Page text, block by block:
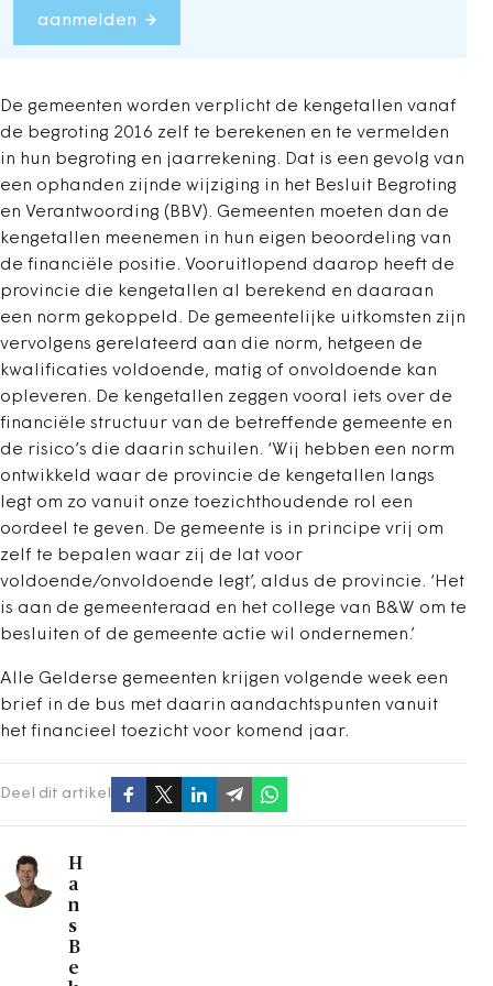
aanmelden
De gemeenten worden verplicht de kengetallen vanaf
de begroting 2016 zelf te berekenen en te vermelden
in hun begroting en jaarrekening. Dat is een gevolg van
een ophanden zijnde wijziging in het Besluit Begroting
en Verantwoording (BBV). Gemeenten moeten dan de
kengetallen meenemen in hun eigen beoordeling van
de financiële positie. Vooruitlopend daarop heeft de
provincie die kengetallen al berekend en daaraan
een norm gekoppeld. De gemeentelijke uitkomsten zijn
vervolgens gerelateerd aan die norm, hetgeen de
kwalificaties voldoende, matig of onvoldoende kan
opleveren. De kengetallen zeggen vooral iets over de
financiële structuur van de betreffende gemeente en
de risico’s die daarin schuilen. ‘Wij hebben een norm
ontwikkeld waar de provincie de kengetallen langs
legt om zo vanuit onze toezichthoudende rol een
oordeel te geven. De gemeente is in principe vrij om
zelf te bepalen waar zij de lat voor
voldoende/onvoldoende legt’, aldus de provincie. ‘Het
is aan de gemeenteraad en het college van B&W om te
besluiten of de gemeente actie wil ondernemen.’
Alle Gelderse gemeenten krijgen volgende week een
brief in de bus met daarin aandachtspunten vanuit
het financieel toezicht voor komend jaar.
Deel dit artikel
H
a
n
s
B
e